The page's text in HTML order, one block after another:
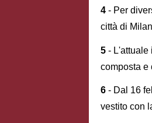
4 - Per
città di
5 - L'attuale
composta e
6 - Dal 16
vestito con